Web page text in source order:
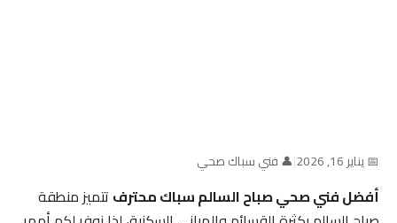
📅 يناير 16, 2026 |👤 فني سباك صحي
أفضل فني صحي صباح السالم سباك محترفتتميز منطقة